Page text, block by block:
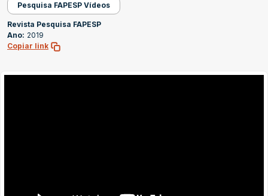
Pesquisa FAPESP Vídeos
Revista Pesquisa FAPESP
Ano: 2019
Copiar link